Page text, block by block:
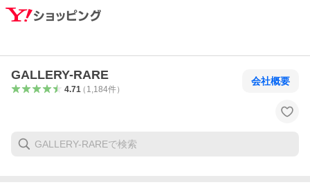
GALLERY-RARE
4.71（ 1,184件）
会社概要